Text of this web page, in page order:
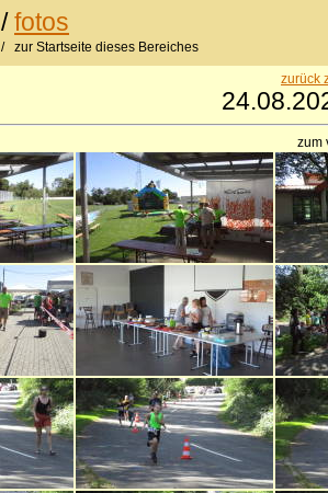
/fotos
/ zur Startseite dieses Bereiches
zurück
zum